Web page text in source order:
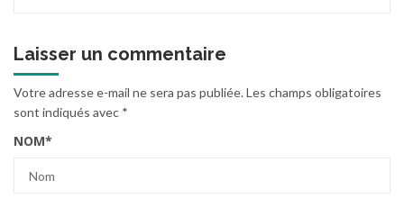
Laisser un commentaire
Votre adresse e-mail ne sera pas publiée.Les champs obligatoires
sont indiqués avec *
NOM*